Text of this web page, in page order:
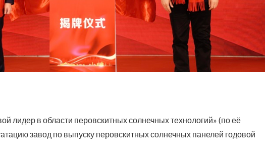
лидер в области перовскитных солнечных технологий» (по её
завод по выпуску перовскитных солнечных панелей годовой